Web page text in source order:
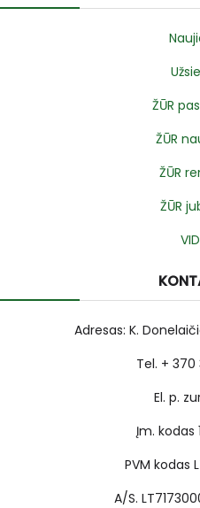
ŽŪR
ŽŪR
ŽŪR
ŽŪR
Adresas: K.
Tel. + 370
El. p.
Įm. kodas
PVM kodas
A/S.